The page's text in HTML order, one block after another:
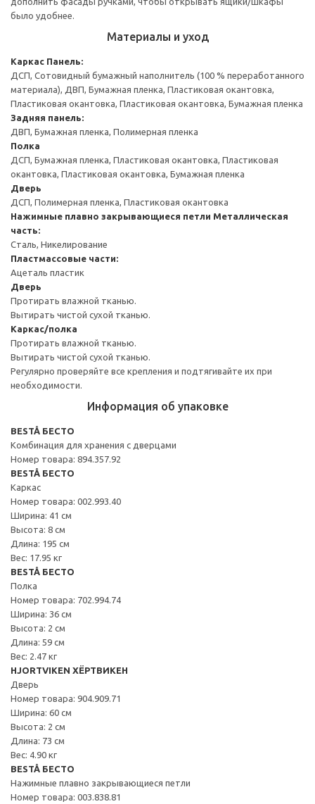
было удобнее.
Материалы и уход
Каркас Панель:
ДСП, Сотовидный бумажный наполнитель (100 % переработанного
материала), ДВП, Бумажная пленка, Пластиковая окантовка,
Пластиковая окантовка, Пластиковая окантовка, Бумажная пленка
Задняя панель:
ДВП, Бумажная пленка, Полимерная пленка
Полка
ДСП, Бумажная пленка, Пластиковая окантовка, Пластиковая
окантовка, Пластиковая окантовка, Бумажная пленка
Дверь
ДСП, Полимерная пленка, Пластиковая окантовка
Нажимные плавно закрывающиеся петли Металлическая
часть:
Сталь, Никелирование
Пластмассовые части:
Ацеталь пластик
Дверь
Протирать влажной тканью.
Вытирать чистой сухой тканью.
Каркас/полка
Протирать влажной тканью.
Вытирать чистой сухой тканью.
Регулярно проверяйте все крепления и подтягивайте их при
необходимости.
Информация об упаковке
BESTÅ БЕСТО
Комбинация для хранения с дверцами
Номер товара: 894.357.92
BESTÅ БЕСТО
Каркас
Номер товара: 002.993.40
Ширина: 41 см
Высота: 8 см
Длина: 195 см
Вес: 17.95 кг
BESTÅ БЕСТО
Полка
Номер товара: 702.994.74
Ширина: 36 см
Высота: 2 см
Длина: 59 см
Вес: 2.47 кг
HJORTVIKEN ХЁРТВИКЕН
Дверь
Номер товара: 904.909.71
Ширина: 60 см
Высота: 2 см
Длина: 73 см
Вес: 4.90 кг
BESTÅ БЕСТО
Нажимные плавно закрывающиеся петли
Номер товара: 003.838.81